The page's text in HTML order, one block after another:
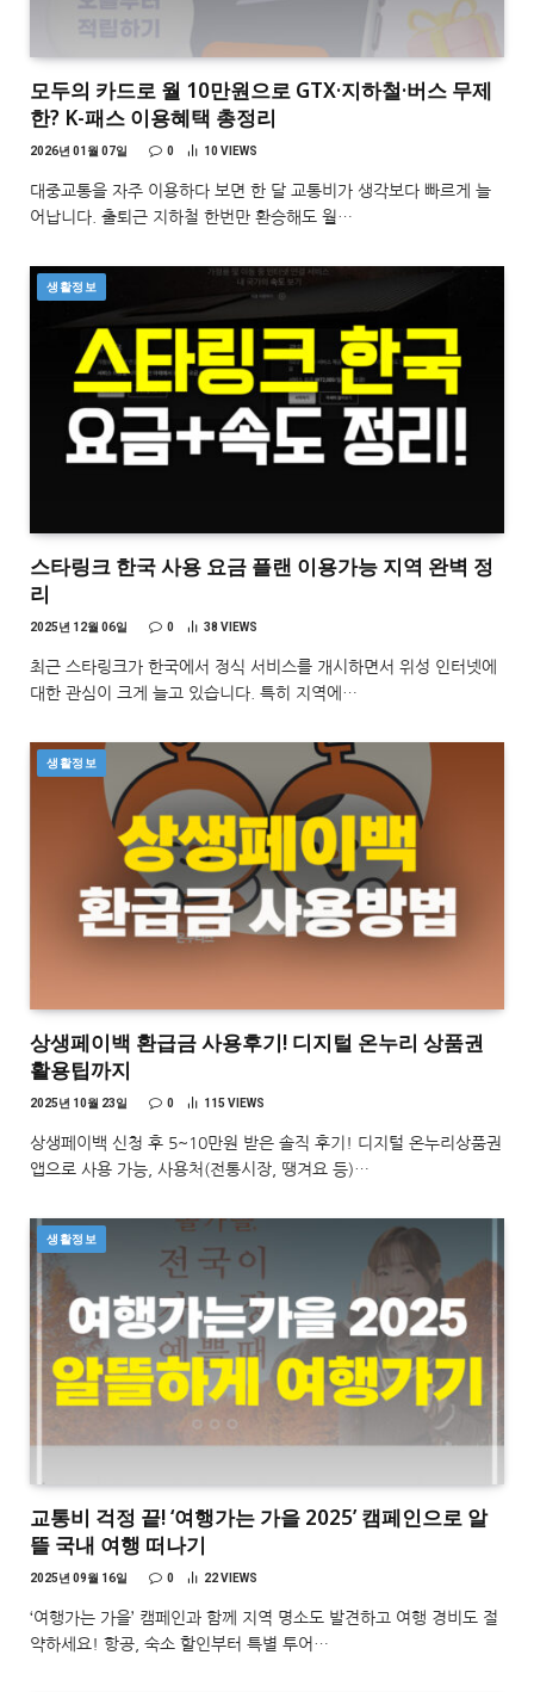
모두의 카드로 월 10만원으로 GTX·지하철·버스 무제
한? K-패스 이용혜택 총정리
2026년 01월 07일 0 10 VIEWS
대중교통을 자주 이용하다 보면 한 달 교통비가 생각보다 빠르게 늘
어납니다. 출퇴근 지하철 한번만 환승해도 월…
생활정보
스타링크 한국 사용 요금 플랜 이용가능 지역 완벽 정
리
2025년 12월 06일 0 38 VIEWS
최근 스타링크가 한국에서 정식 서비스를 개시하면서 위성 인터넷에
대한 관심이 크게 늘고 있습니다. 특히 지역에…
생활정보
상생페이백 환급금 사용후기! 디지털 온누리 상품권
활용팁까지
2025년 10월 23일 0 115VIEWS
상생페이백 신청 후 5~10만원 받은 솔직 후기! 디지털 온누리상품권
앱으로 사용 가능, 사용처(전통시장, 땡겨요 등)…
생활정보
교통비 걱정 끝! ‘여행가는 가을 2025’ 캠페인으로 알
뜰 국내 여행 떠나기
2025년 09월 16일 0 22VIEWS
‘여행가는 가을’ 캠페인과 함께 지역 명소도 발견하고 여행 경비도 절
약하세요! 항공, 숙소 할인부터 특별 투어…